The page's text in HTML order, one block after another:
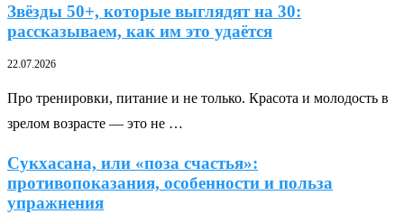
Звёзды 50+, которые выглядят на 30:
рассказываем, как им это удаётся
22.07.2026
Про тренировки, питание и не только. Красота и молодость в
зрелом возрасте — это не …
Сукхасана, или «поза счастья»:
противопоказания, особенности и польза
упражнения